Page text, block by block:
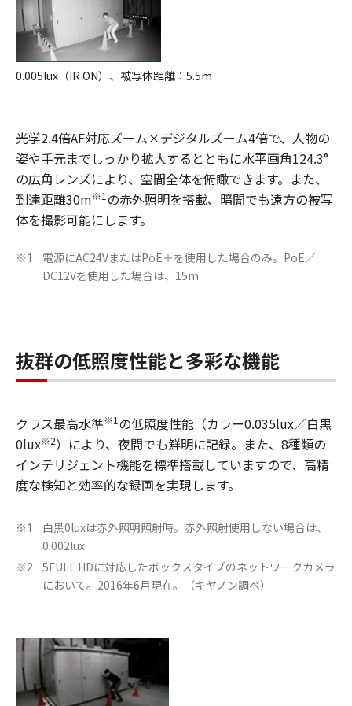
0.005lux（IR ON）、被写体距離：5.5m
光学2.4倍AF対応ズーム×デジタルズーム4倍で、人物の
姿や手元までしっかり拡大するとともに水平画角124.3°
の広角レンズにより、空間全体を俯瞰できます。また、
到達距離30m※1 の赤外照明を搭載、暗闇でも遠方の被写
体を撮影可能にします。
※1
電源にAC24VまたはPoE＋を使用した場合のみ。PoE／
DC12Vを使用した場合は、15m
抜群の低照度性能と多彩な機能
クラス最高水準※1 の低照度性能（カラー0.035lux／白黒
0lux※2）により、夜間でも鮮明に記録。また、8種類の
インテリジェント機能を標準搭載していますので、高精
度な検知と効率的な録画を実現します。
※1
白黒0luxは赤外照明照射時。赤外照射使用しない場合は、
0.002lux
※2
5FULL HDに対応したボックスタイプのネットワークカメラ
において。2016年6月現在。（キヤノン調べ）